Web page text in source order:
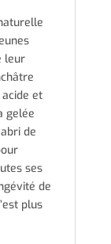
leur
et
gelée
de
ses
de
plus